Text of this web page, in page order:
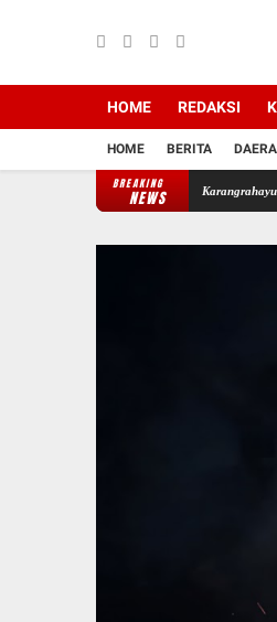
HOME REDAKSI
HOME BERITA
BREAKING
NEWS
Dana Desa Karangrahayu Diduga Cair